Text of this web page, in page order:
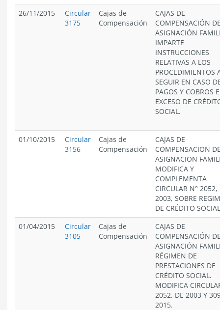
26/11/2015
Circular
3175
Cajas de
Compensación
CAJAS DE
COMPENSACIÓN
ASIGNACIÓN
IMPARTE
INSTRUCCIONES
RELATIVAS A LOS
PROCEDIMIENTOS
SEGUIR EN CASO
PAGOS Y COBROS
EXCESO DE
SOCIAL.
01/10/2015
Circular
3156
Cajas de
Compensación
CAJAS DE
COMPENSACION
ASIGNACION
MODIFICA Y
COMPLEMENTA
CIRCULAR N° 2052,
2003, SOBRE
DE CRÉDITO
01/04/2015
Circular
3105
Cajas de
Compensación
CAJAS DE
COMPENSACIÓN
ASIGNACIÓN
RÉGIMEN DE
PRESTACIONES DE
CRÉDITO SOCIAL.
MODIFICA
2052, DE 2003 Y
2015.